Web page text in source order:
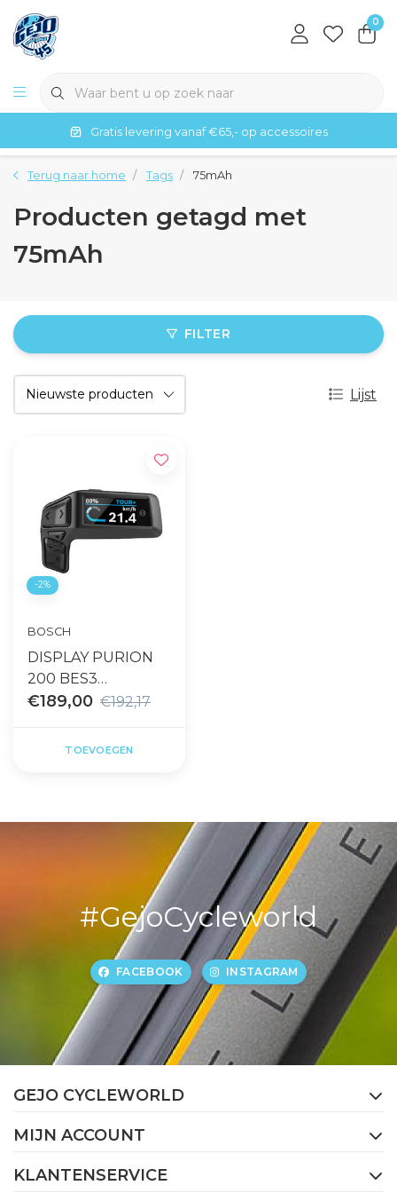
0
Gratis levering vanaf €65,- op accessoires
Terug naar home Tags 75mAh
Producten getagd met
75mAh
FILTER
Lijst
-2%
BOSCH
DISPLAY PURION
200 BES3
ANTRACIET ZWART
€189,00 €192,17
TOEVOEGEN
#GejoCycleworld
FACEBOOK INSTAGRAM
GEJO CYCLEWORLD
MIJN ACCOUNT
KLANTENSERVICE